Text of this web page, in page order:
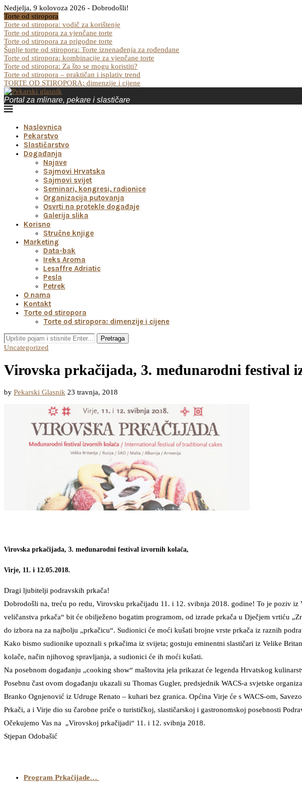
Nedjelja, 9 kolovoza 2026 - Dobrodošli!
Torte od stiropora
Torte od stiropora: vodič za korištenje
Torte od stiropora za vjenčane torte
Torte od stiropora za prigodne torte
Šuplje torte od stiropora: Torte iznenađenja za rođendane
Torte od stiropora: kombinacije za vjenčane torte
Torte od stiropora: Za što se mogu koristiti?
Torte od stiropora – praktičan i isplativ trend
TORTE OD STIROPORA: dimenzije i cijene
Portal za mlinare, pekare i slastičare
Naslovnica
Pekarstvo
Slastičarstvo
Događanja
Najave
Sajmovi Hrvatska
Sajmovi svijet
Seminari, kongresi, radionice
Organizacija putovanja
Osvrti na protekle događaje
Galerija slika
Korisno
Stručne knjige
Marketing
Data-bak
Ireks Aroma
Lesaffre Adriatic
Pesla
Petrek
O nama
Kontakt
Torte od stiropora
Torte od stiropora: dimenzije i cijene
Pretraga
Uncategorized
Virovska prkačijada, 3. međunarodni festival
by Pekarski Glasnik 23 travnja, 2018
Virovska prkačijada, 3. međunarodni festival izvornih kolača,
Virje, 11. i 12.05.2018.
Dragi ljubitelji podravskih prkača!
Dobrodošli na, treću po redu, Virovsku prkačijadu 11. i 12. svibnja 2018. godine! To je poziv
veličanstva prkača“ bit će obilježeno bogatim programom, od izrade prkača u Dječjem vrtiću
do izbora na za najbolju „prkačicu“. Sudionici će moći kušati brojne vrste prkača iz raznih
Kako bismo sudionike upoznali s prkačima iz svijeta; gostuju eminentni slastičari iz Velike
kolače, način njihovog spravljanja, a sudionici će ih moći kušati.
Na posebnom događanju „cooking show“ maštovita jela prikazat će legenda Hrvatskog
Posebnu čast ovom događanju ukazali su Thomas Gugler, predsjednik WACS-a svjetske
Branko Ognjenović iz Udruge Renato – kuhari bez granica. Općina Virje će s WACS-om,
Prkači, a i Virje dio su čarobne priče o turističkoj, slastičarskoj i gastronomskoj posebnosti
Očekujemo Vas na „Virovskoj prkačijadi“ 11. i 12. svibnja 2018.
Stjepan Odobašić
Program Prkačijade…